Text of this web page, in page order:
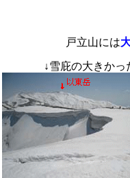
戸立山には
↓雪庇の大きか